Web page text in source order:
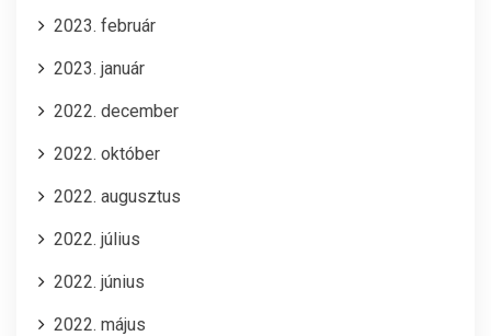
2023. február
2023. január
2022. december
2022. október
2022. augusztus
2022. július
2022. június
2022. május